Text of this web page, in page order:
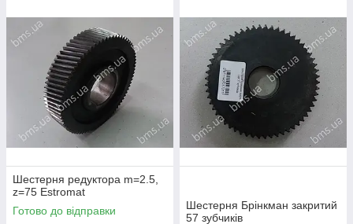
Шестерня редуктора m=2.5,
z=75 Estromat
Готово до відправки
Шестерня Брінкман закритий
57 зубчиків